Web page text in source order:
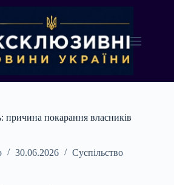
покарання власників
30.06.2026 Суспільство